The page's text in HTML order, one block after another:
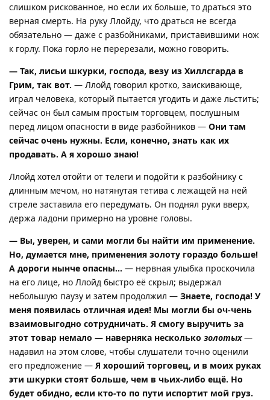
слишком рискованное, но если их больше, то драться это
верная смерть. На руку Ллойду, что драться не всегда
обязательно — даже с разбойниками, приставившими нож
к горлу. Пока горло не перерезали, можно говорить.
— Так, лисьи шкурки, господа, везу из Хиллсгарда в
Грим, так вот. — Ллойд говорил кротко, заискивающе,
играл человека, который пытается угодить и даже льстить;
сейчас он был самым простым торговцем, послушным
перед лицом опасности в виде разбойников — Они там
сейчас очень нужны. Если, конечно, знать как их
продавать. А я хорошо знаю!
Ллойд хотел отойти от телеги и подойти к разбойнику с
длинным мечом, но натянутая тетива с лежащей на ней
стреле заставила его передумать. Он поднял руки вверх,
держа ладони примерно на уровне головы.
— Вы, уверен, и сами могли бы найти им применение.
Но, думается мне, применения золоту гораздо больше!
А дороги нынче опасны… — нервная улыбка проскочила
на его лице, но Ллойд быстро её скрыл; выдержал
небольшую паузу и затем продолжил — Знаете, господа! У
меня появилась отличная идея! Мы могли бы оч-чень
взаимовыгодно сотрудничать. Я смогу выручить за
этот товар немало — наверняка несколько золотых—
надавил на этом слове, чтобы слушатели точно оценили
его предложение — Я хороший торговец, и в моих руках
эти шкурки стоят больше, чем в чьих-либо ещё. Но
будет обидно, если кто-то по пути испортит мой груз.